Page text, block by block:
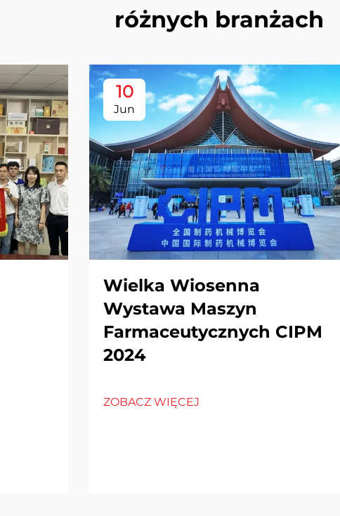
różnych branżach
10
Jun
Wielka Wiosenna
Wystawa Maszyn
Farmaceutycznych CIPM
2024
ZOBACZ WIĘCEJ